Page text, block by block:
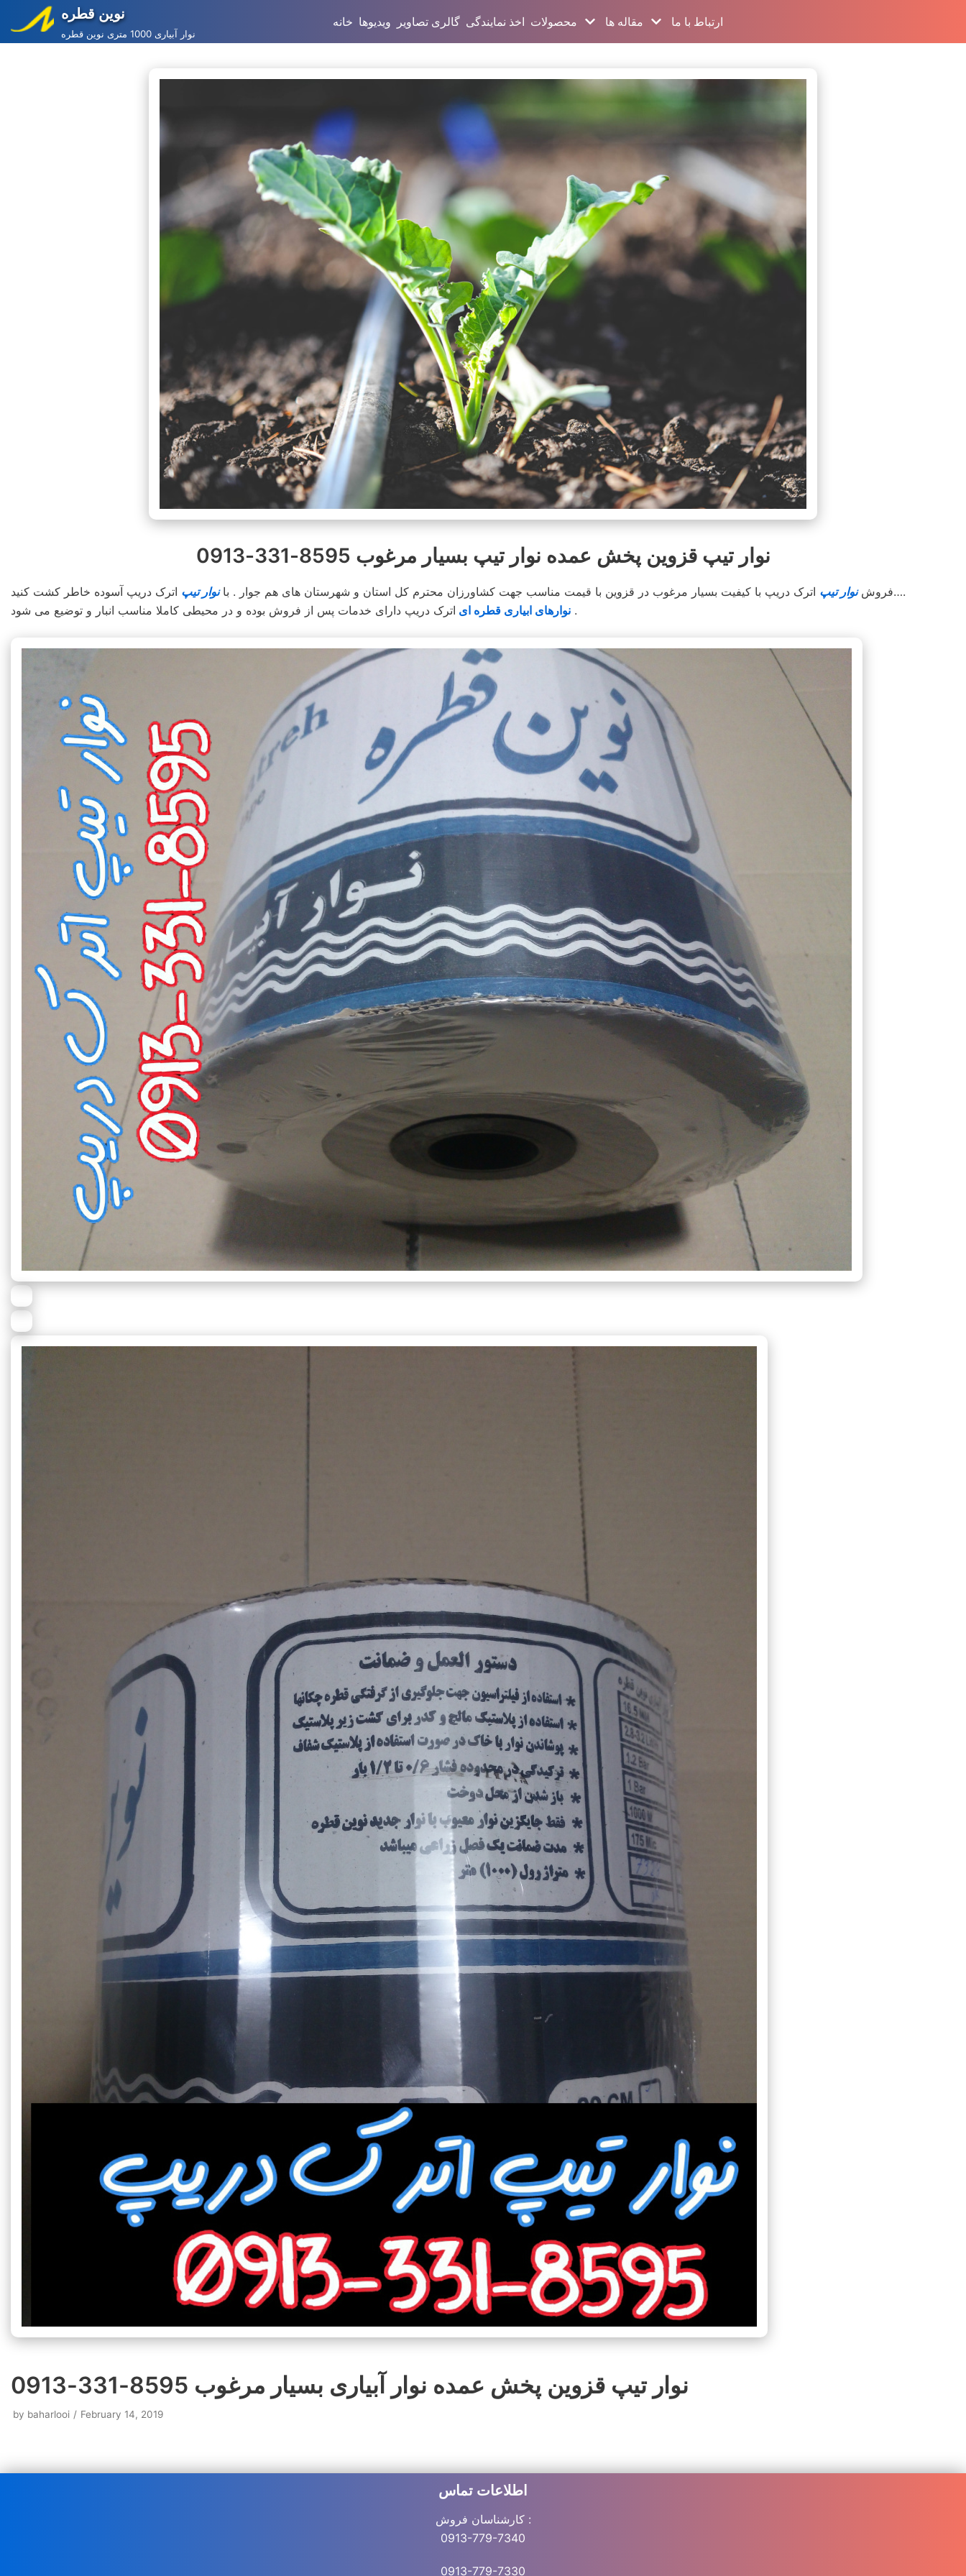
Skip
to
نوین قطره
نوار آبیاری 1000 متری نوین قطره
خانه ویدیوها گالری تصاویر اخذ نمایندگی محصولات مقاله ها ارتباط با ما
نوار تیپ قزوین پخش عمده نوار تیپ بسیار مرغوب 8595-331-0913
فروشنوار تیپ اترک دریپ با کیفیت بسیار مرغوب در قزوین با قیمت مناسب جهت کشاورزان محترم کل استان و شهرستان های هم جوار . بانوار تیپ
اترک دریپ آسوده خاطر کشت کنید….
نوارهای ابیاری قطره ای اترک دریپ دارای خدمات پس از فروش بوده و در محیطی کاملا مناسب انبار و توضیع می شود .
نوار تیپ قزوین پخش عمده نوار آبیاری بسیار مرغوب 8595-331-0913
by baharlooi February 14, 2019
اطلاعات تماس
کارشناسان فروش :
0913-779-7340
0913-779-7330